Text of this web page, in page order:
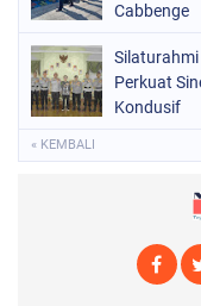
Cabbenge
Silaturahmi
Perkuat
Kondusif
« KEMBALI